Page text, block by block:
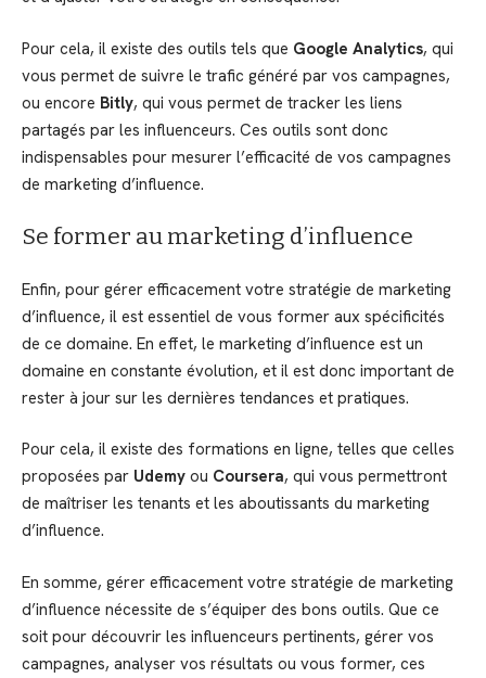
Pour cela, il existe des outils tels que Google Analytics, qui
vous permet de suivre le trafic généré par vos campagnes,
ou encore Bitly, qui vous permet de tracker les liens
partagés par les influenceurs. Ces outils sont donc
indispensables pour mesurer l’efficacité de vos campagnes
de marketing d’influence.
Se former au marketing d’influence
Enfin, pour gérer efficacement votre stratégie de marketing
d’influence, il est essentiel de vous former aux spécificités
de ce domaine. En effet, le marketing d’influence est un
domaine en constante évolution, et il est donc important de
rester à jour sur les dernières tendances et pratiques.
Pour cela, il existe des formations en ligne, telles que celles
proposées par Udemy ou Coursera, qui vous permettront
de maîtriser les tenants et les aboutissants du marketing
d’influence.
En somme, gérer efficacement votre stratégie de marketing
d’influence nécessite de s’équiper des bons outils. Que ce
soit pour découvrir les influenceurs pertinents, gérer vos
campagnes, analyser vos résultats ou vous former, ces